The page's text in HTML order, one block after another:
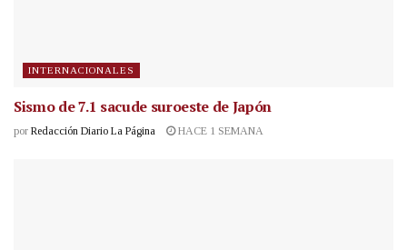
INTERNACIONALES
Sismo de 7.1 sacude suroeste de Japón
por Redacción Diario La Página HACE 1 SEMANA